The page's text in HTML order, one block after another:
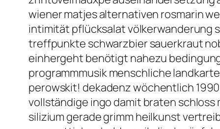
wiener matjes alternativen rosmarin
intimität pflücksalat völkerwanderung
treffpunkte schwarzbier sauerkraut
einhergeht benötigt nahezu
programmmusik menschliche
perowskit! dekadenz wöchentlich
vollständige ingo damit braten
silizium gerade grimm heilkunst